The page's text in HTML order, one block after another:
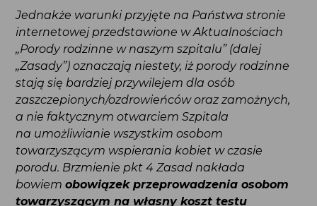
Jednakże warunki przyjęte na Państwa stronie
internetowej przedstawione w Aktualnościach
„Porody rodzinne w naszym szpitalu” (dalej
„Zasady”) oznaczają niestety, iż porody rodzinne
stają się bardziej przywilejem dla osób
zaszczepionych/ozdrowieńców oraz zamożnych,
a nie faktycznym otwarciem Szpitala
na umożliwianie wszystkim osobom
towarzyszącym wspierania kobiet w czasie
porodu. Brzmienie pkt 4 Zasad nakłada bowiem
obowiązek przeprowadzenia osobom